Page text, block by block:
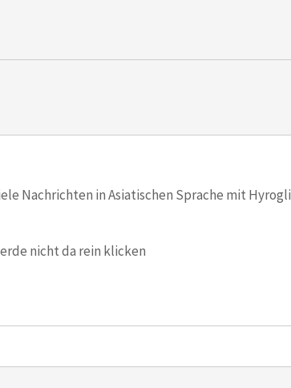
Nachrichten in Asiatischen Sprache mit
nicht da rein klicken